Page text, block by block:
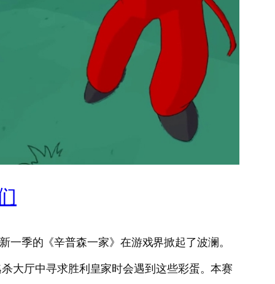
季的《辛普森一家》在游戏界掀起了波澜。
大厅中寻求胜利皇家时会遇到这些彩蛋。本赛